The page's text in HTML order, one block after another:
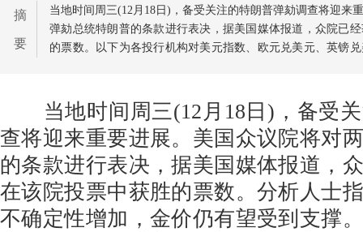
摘
要
当地时间周三(12月18日)，备受关注的特朗普弹劾调查将迎来
弹劾总统特朗普的条款进行表决，据美国媒体报道，众院已
的票数。以下为各投行机构对美元指数、欧元兑美元、英镑
当地时间周三(12月18日)，备受关
查将迎来重要进展。美国众议院将对
的条款进行表决，据美国媒体报道，
在该院投票中获胜的票数。分析人士
不确定性增加，金价仍有望受到支撑